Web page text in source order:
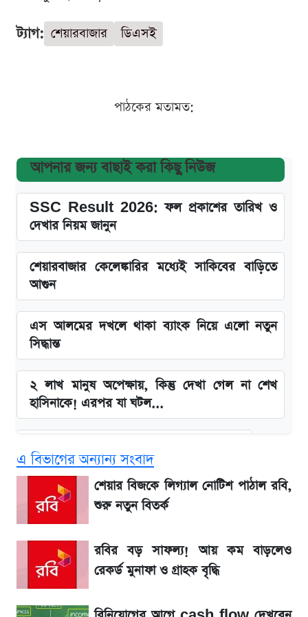
ট্যাগ: শেয়ারবাজার ডিএসই
পাঠকের মতামত:
আপনার জন্য বাছাই করা কিছু নিউজ
SSC Result 2026: ফল প্রকাশের তারিখ ও
দেখার নিয়ম জানুন
শেয়ারবাজার কেলেঙ্কারির মধ্যেই সাকিবের বাড়িতে
আগুন
এস আলমের দখলে থাকা ব্যাংক নিয়ে এলো নতুন
সিদ্ধান্ত
২ লাখ মানুষ অপেক্ষায়, কিন্তু দেখা গেল না শেখ
হাসিনাকে! এরপর যা ঘটল...
সাকিবের বাড়িতে হামলা নিয়ে মুখ খুললেন দিলীপ
ঘোষ
লিটনকে নিয়ে টিম ম্যানেজমেন্টের নতুন পরিকল্পনা
আগামীকালই স্পষ্ট হবে এসএসসি ফল প্রকাশের
তারিখ
এ বিভাগের অন্যান্য সংবাদ
শেয়ার বিজকে লিগ্যাল নোটিশ পাঠাল রবি,
শুরু নতুন বিতর্ক
রবির বড় সাফল্য! আয় কম বাড়লেও
রেকর্ড মুনাফা ও গ্রাহক বৃদ্ধি